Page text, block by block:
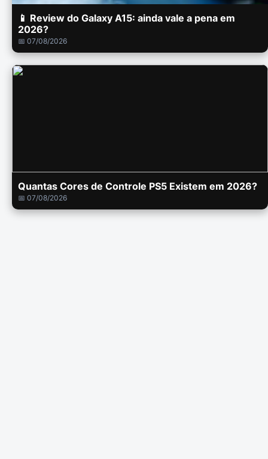
📱 Review do Galaxy A15: ainda vale a pena em
2026?
📅 07/08/2026
Quantas Cores de Controle PS5 Existem em 2026?
📅 07/08/2026